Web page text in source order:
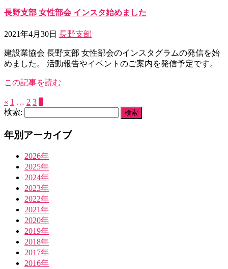
長野支部 女性部会 インスタ始めました
2021年4月30日 長野支部
建設業協会 長野支部 女性部会のインスタグラムの発信を始
めました。 活動報告やイベントのご案内を発信予定です。
この記事を読む
« 1 … 2 3
検索:
年別アーカイブ
2026年
2025年
2024年
2023年
2022年
2021年
2020年
2019年
2018年
2017年
2016年